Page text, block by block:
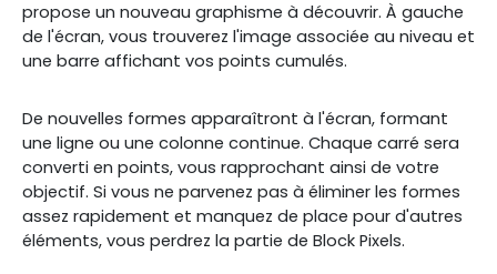
propose un nouveau graphisme à découvrir. À gauche
de l'écran, vous trouverez l'image associée au niveau et
une barre affichant vos points cumulés.
De nouvelles formes apparaîtront à l'écran, formant
une ligne ou une colonne continue. Chaque carré sera
converti en points, vous rapprochant ainsi de votre
objectif. Si vous ne parvenez pas à éliminer les formes
assez rapidement et manquez de place pour d'autres
éléments, vous perdrez la partie de Block Pixels.